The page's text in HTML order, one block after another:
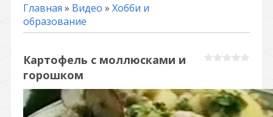
Главная » Видео » Хобби и
образование
Картофель с моллюсками и
горошком